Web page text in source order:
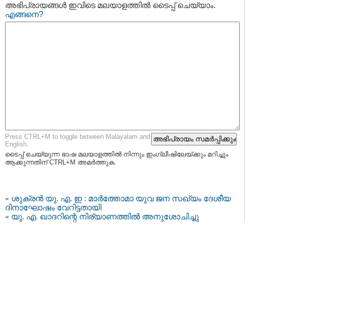
അഭിപ്രായങ്ങള്‍ ഇവിടെ മലയാളത്തില്‍ ടൈപ്പ് ചെയ്യാം.
എങ്ങനെ?
Press CTRL+M to toggle between Malayalam and
English.
ടൈപ്പ്‌ ചെയ്യുന്ന ഭാഷ മലയാളത്തില്‍ നിന്നും ഇംഗ്ലീഷിലേയ്ക്കും മറിച്ചും
ആക്കുന്നതിന് CTRL+M അമര്‍ത്തുക.
« ശുക്രൻ യു. എ. ഇ : മാർത്തോമാ യുവ ജന സഖ്യം ദേശീയ
ദിനാഘോഷം വേറിട്ടതായി
« യു. എ. ഖാദറിന്റെ നിര്യാണത്തിൽ അനുശോചിച്ചു